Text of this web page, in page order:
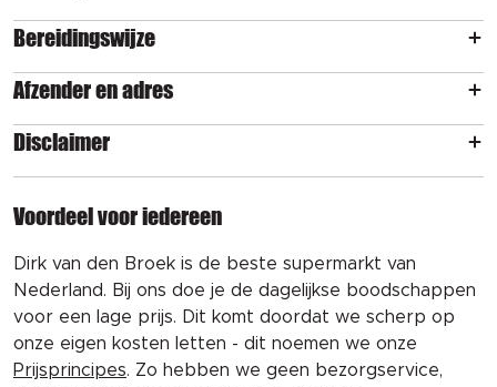
Bereidingswijze
Afzender en adres
Disclaimer
Voordeel voor iedereen
Dirk van den Broek is de beste supermarkt van
Nederland. Bij ons doe je de dagelijkse boodschappen
voor een lage prijs. Dit komt doordat we scherp op
onze eigen kosten letten - dit noemen we onze
Prijsprincipes. Zo hebben we geen bezorgservice,